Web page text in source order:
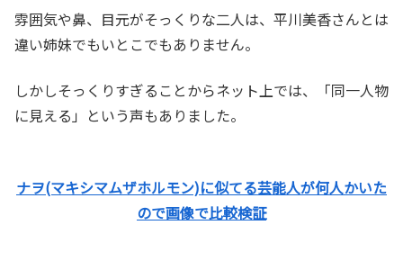
雰囲気や鼻、目元がそっくりな二人は、平川美香さんとは
違い姉妹でもいとこでもありません。
しかしそっくりすぎることからネット上では、「同一人物
に見える」という声もありました。
ナヲ(マキシマムザホルモン)に似てる芸能人が何人かいた
ので画像で比較検証